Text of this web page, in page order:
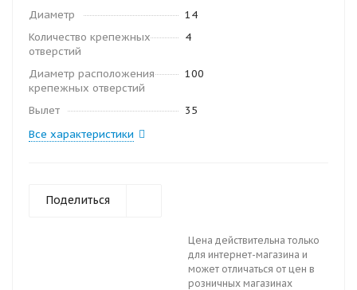
Диаметр
14
Количество крепежных
отверстий
4
Диаметр расположения
крепежных отверстий
100
Вылет
35
Все характеристики
Поделиться
Цена действительна только
для интернет-магазина и
может отличаться от цен в
розничных магазинах